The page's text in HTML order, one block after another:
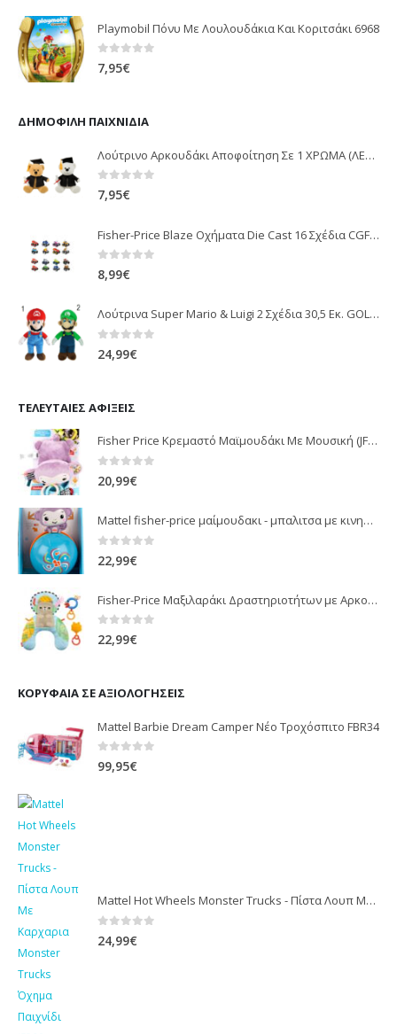
Playmobil Πόνυ Με Λουλουδάκια Και Κοριτσάκι 6968
0out of 5
7,95€
ΔΗΜΟΦΙΛΉ ΠΑΙΧΝΊΔΙΑ
Λούτρινο Αρκουδάκι Αποφοίτηση Σε 1 ΧΡΩΜΑ (ΛΕΥΚΟ)25Εκ 1850
0out of 5
7,95€
Fisher-Price Blaze Οχήματα Die Cast 16 Σχέδια CGF20
0 out of 5
8,99€
Λούτρινα Super Mario & Luigi 2 Σχέδια 30,5 Εκ. GOL13769
0 out of 5
24,99€
ΤΕΛΕΥΤΑΊΕΣ ΑΦΊΞΕΙΣ
Fisher Price Κρεμαστό Μαϊμουδάκι Με Μουσική (JFF02)
0 out of 5
20,99€
Mattel fisher-price μαίμουδακι - μπαλιτσα με κινηση JLB95
22,99€
Fisher-Price Μαξιλαράκι Δραστηριοτήτων με Αρκουδάκι (JHB44)
0 out of 5
22,99€
ΚΟΡΥΦΑΊΑ ΣΕ ΑΞΙΟΛΟΓΉΣΕΙΣ
Mattel Barbie Dream Camper Νέο Τροχόσπιτο FBR34
0 out of 5
99,95€
Mattel Hot Wheels Monster Trucks - Πίστα Λουπ Με Καρχαρια Monster Trucks Όχημα Παιχνίδι JFR08
0 out of 5
24,99€